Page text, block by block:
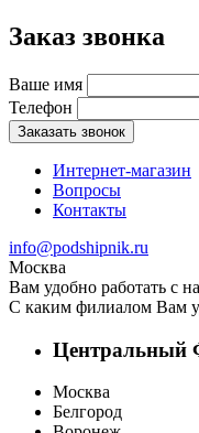
Заказ звонка
Ваше имя
Телефон
Заказать звонок
Интернет-магазин
Вопросы
Контакты
info@podshipnik.ru
Москва
Вам удобно работать с
С каким филиалом Вам
Центральный
Москва
Белгород